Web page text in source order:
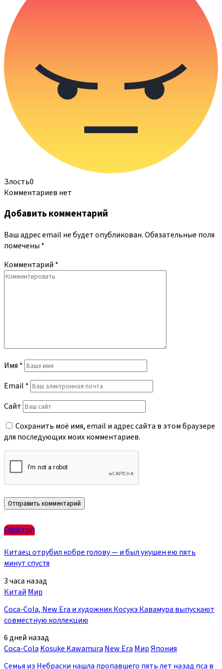
Злость0
Комментариев нет
Добавить комментарий
Ваш адрес email не будет опубликован.Обязательные поля
помечены *
Комментарий *
Имя *
Email *
Сайт
Сохранить моё имя, email и адрес сайта в этом браузере
для последующих моих комментариев.
Оффтоп
Китаец отрубил кобре голову — и был укушен ею пять
минут спустя
3 часа назад
Китай Мир
Coca-Cola, New Era и художник Косукэ Кавамура выпускают
совместную коллекцию
6 дней назад
Coca-Cola Kosuke Kawamura New Era МирЯпония
Семья из Небраски нашла пропавшего пять лет назад пса в